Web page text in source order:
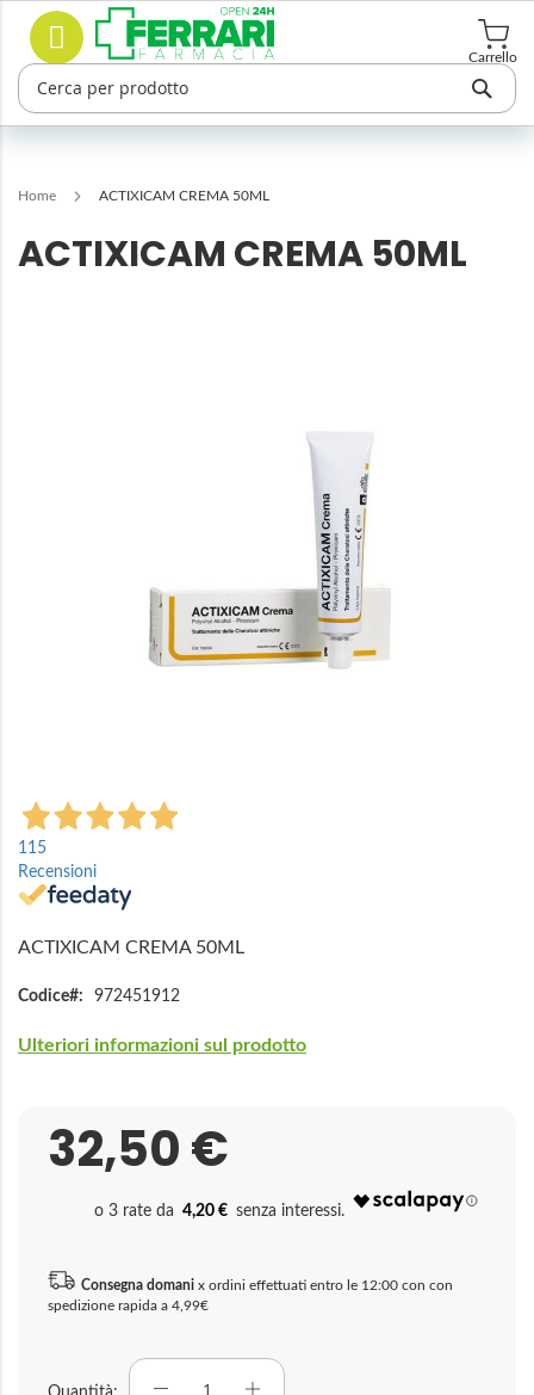
Salta
contenuto
Carrello
Cerca
Home ACTIXICAM CREMA 50ML
ACTIXICAM CREMA 50ML
Vai
all'inizio
della
galleria
di
115
Recensioni
ACTIXICAM CREMA 50ML
Codice 972451912
Ulteriori informazioni sul prodotto
32,50 €
4,20 €
Consegna domani x ordini effettuati entro le 12:00 con con
spedizione rapida a 4,99€